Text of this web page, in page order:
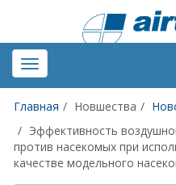
Toggle
navigation
Главная Новшества
Эффективность
против насекомых при
качестве модельного